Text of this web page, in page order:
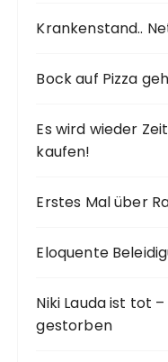
Krankenstand..
Bock auf Pizza
Es wird wieder
kaufen!
Erstes Mal über
Eloquente
Niki Lauda ist tot
gestorben